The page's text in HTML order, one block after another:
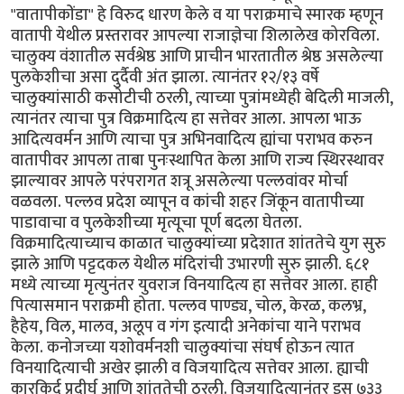
"वातापीकोंडा" हे विरुद धारण केले व या पराक्रमाचे स्मारक म्हणून
वातापी येथील प्रस्तरावर आपल्या राजाज्ञेचा शिलालेख कोरविला.
चालुक्य वंशातील सर्वश्रेष्ठ आणि प्राचीन भारतातील श्रेष्ठ असलेल्या
पुलकेशीचा असा दुर्दैवी अंत झाला. त्यानंतर १२/१३ वर्षे
चालुक्यांसाठी कसोटीची ठरली, त्याच्या पुत्रांमध्येही बेदिली माजली,
त्यानंतर त्याचा पुत्र विक्रमादित्य हा सत्तेवर आला. आपला भाऊ
आदित्यवर्मन आणि त्याचा पुत्र अभिनवादित्य ह्यांचा पराभव करुन
वातापीवर आपला ताबा पुनःस्थापित केला आणि राज्य स्थिरस्थावर
झाल्यावर आपले परंपरागत शत्रू असलेल्या पल्लवांवर मोर्चा
वळवला. पल्लव प्रदेश व्यापून व कांची शहर जिंकून वातापीच्या
पाडावाचा व पुलकेशीच्या मृत्यूचा पूर्ण बदला घेतला.
विक्रमादित्याच्याच काळात चालुक्यांच्या प्रदेशात शांततेचे युग सुरु
झाले आणि पट्टदकल येथील मंदिरांची उभारणी सुरु झाली. ६८१
मध्ये त्याच्या मृत्युनंतर युवराज विनयादित्य हा सत्तेवर आला. हाही
पित्यासमान पराक्रमी होता. पल्लव पाण्ड्य, चोल, केरळ, कलभ्र,
हैहेय, विल, मालव, अलूप व गंग इत्यादी अनेकांचा याने पराभव
केला. कनोजच्या यशोवर्मनशी चालुक्यांचा संघर्ष होऊन त्यात
विनयादित्याची अखेर झाली व विजयादित्य सत्तेवर आला. ह्याची